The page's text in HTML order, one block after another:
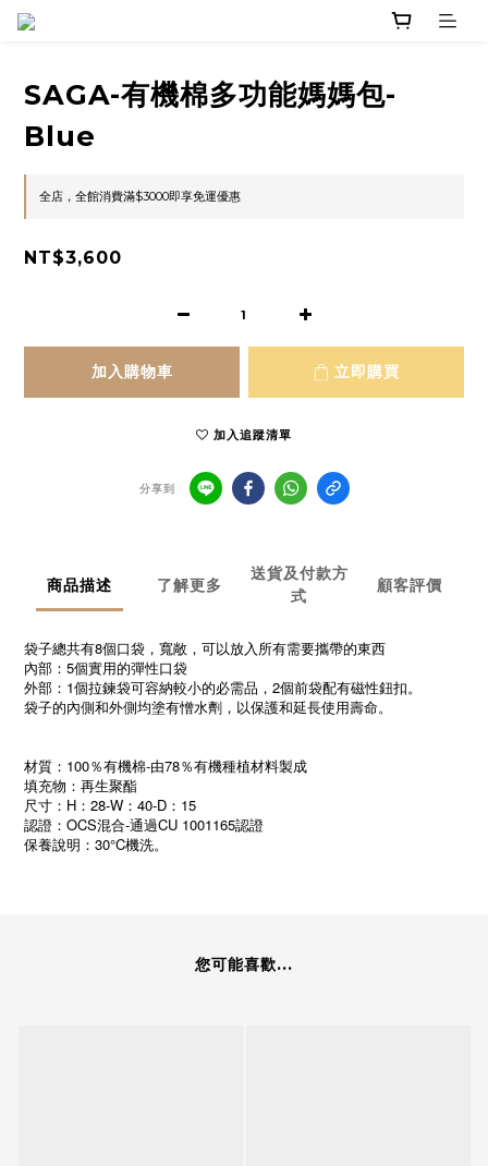
SAGA-有機棉多功能媽媽包-
Blue
全店，全館消費滿$3000即享免運優惠
NT$3,600
加入購物車 立即購買
加入追蹤清單
分享到
商品描述 了解更多
送貨及付款方
式
顧客評價
袋子總共有8個口袋，寬敞，可以放入所有需要攜帶的東西
內部：5個實用的彈性口袋
外部：1個拉鍊袋可容納較小的必需品，2個前袋配有磁性鈕扣。
袋子的內側和外側均塗有憎水劑，以保護和延長使用壽命。
材質：100％有機棉-由78％有機種植材料製成
填充物：再生聚酯
尺寸：H：28-W：40-D：15
認證：OCS混合-通過CU 1001165認證
保養說明：30°C機洗。
您可能喜歡...